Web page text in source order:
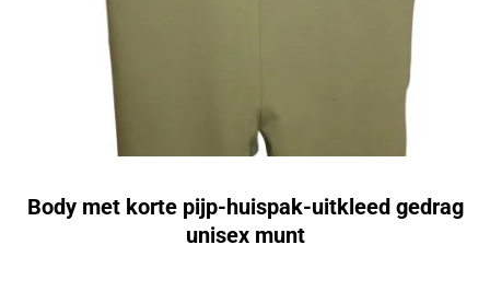
Body met korte pijp-huispak-uitkleed gedrag
unisex munt